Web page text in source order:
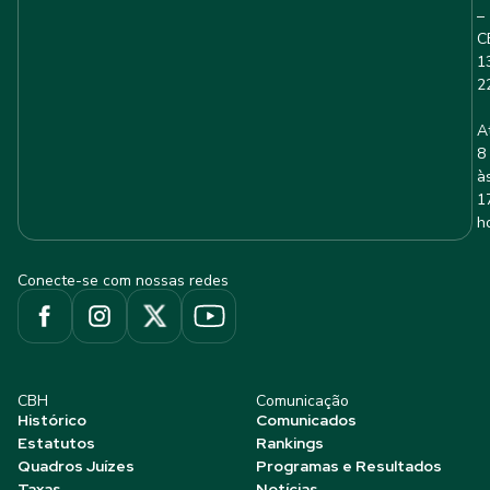
–
8
Conecte-se com nossas redes
CBH
Histórico
Estatutos
Quadros Juízes
Comunicação
Comunicados
Rankings
Programas e Resultados